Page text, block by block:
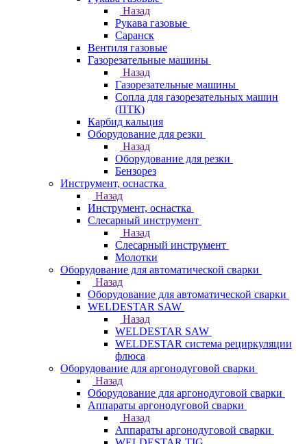
Назад
Рукава газовые
Саранск
Вентиля газовые
Газорезательные машины
Назад
Газорезательные машины
Сопла для газорезательных машин
(ПТК)
Карбид кальция
Оборудование для резки
Назад
Оборудование для резки
Бензорез
Инструмент, оснастка
Назад
Инструмент, оснастка
Слесарный инструмент
Назад
Слесарный инструмент
Молотки
Оборудование для автоматической сварки
Назад
Оборудование для автоматической сварки
WELDESTAR SAW
Назад
WELDESTAR SAW
WELDESTAR система рециркуляции
флюса
Оборудование для аргонодуговой сварки
Назад
Оборудование для аргонодуговой сварки
Аппараты аргонодуговой сварки
Назад
Аппараты аргонодуговой сварки